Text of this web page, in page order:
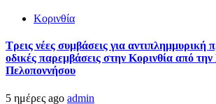
Κορινθία
Τρεις νέες συμβάσεις για αντιπλημμυρική
οδικές παρεμβάσεις στην Κορινθία από
Πελοποννήσου
5 ημέρες ago admin